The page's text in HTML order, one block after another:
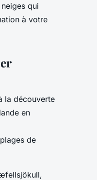
qui
à votre
la découverte
en
de